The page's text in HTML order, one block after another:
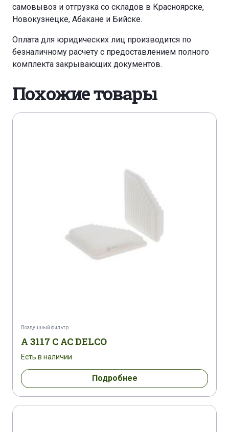
самовывоз и отгрузка со складов в Красноярске,
Новокузнецке, Абакане и Бийске.
Оплата для юридических лиц производится по
безналичному расчету с предоставлением полного
комплекта закрывающих документов.
Похожие товары
Воздушный фильтр
A 3117 C AC DELCO
Есть в наличии
Подробнее